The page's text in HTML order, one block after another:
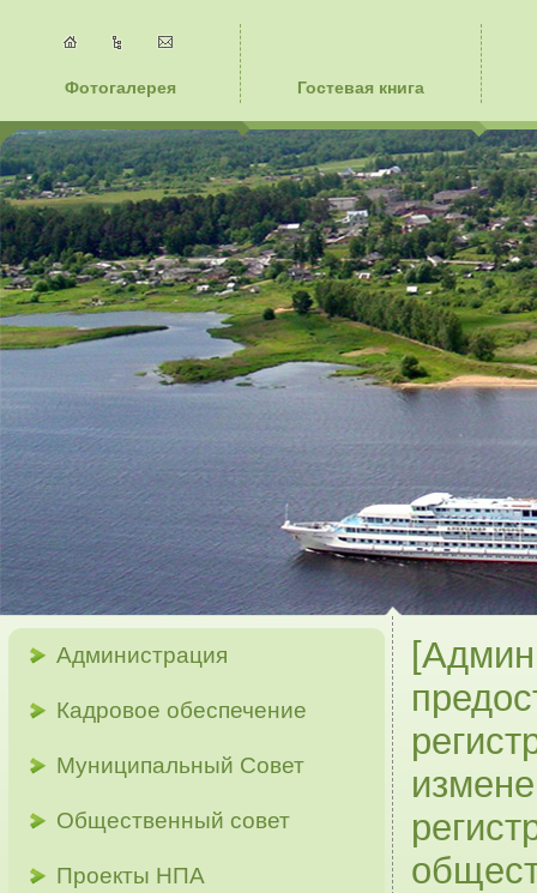
Фотогалерея Гостевая книга
Администрация
Кадровое обеспечение
Муниципальный Совет
Общественный совет
Проекты НПА